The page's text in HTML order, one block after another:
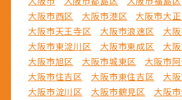
大阪市西区
大阪市港区
大阪市大
大阪市天王寺区
大阪市浪速区
大
大阪市東淀川区
大阪市東成区
大
大阪市旭区
大阪市城東区
大阪市
大阪市住吉区
大阪市東住吉区
大
大阪市淀川区
大阪市鶴見区
大阪